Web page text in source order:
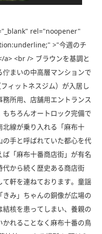
rel="noopener"
>"今週のチ
a> <br /> ブラウンを基調と
まいの中高層マンションで
ィットネスジム）が入居し
所用、店舗用エントランス
ちろんオートロック完備で
線が乗り入れる「麻布十
手と呼ばれていた都心を代
「麻布十番商店街」が有名
から続く歴史ある商店街
軒を連ねております。童謡
きみ」ちゃんの銅像が広場の
核を患ってしまい、養親の
れることなく麻布十番の鳥